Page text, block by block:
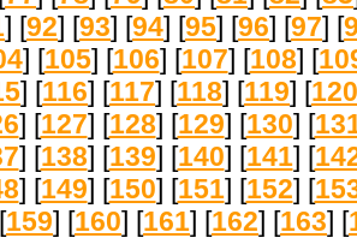
] [92] [93] [94] [95] [96] [97] [
] [105] [106] [107] [108] [
] [116] [117] [118] [119] [120
] [127] [128] [129] [130] [
] [138] [139] [140] [141] [
] [149] [150] [151] [152] [
[159] [160] [161] [162] [163] [